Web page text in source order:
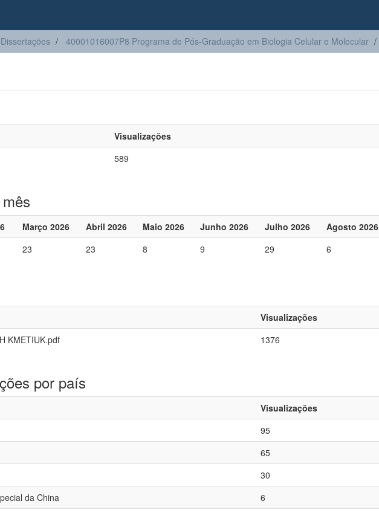
40001016007P8 Programa de Pós-Graduação em Biologia Celular e Molecular
Visualizações
589
Março 2026 Abril 2026 Maio 2026 Junho 2026 Julho 2026
Agosto 2026
23 23 8 9 29 6
Visualizações
KMETIUK.pdf
1376
por país
Visualizações
95
65
30
da China
6